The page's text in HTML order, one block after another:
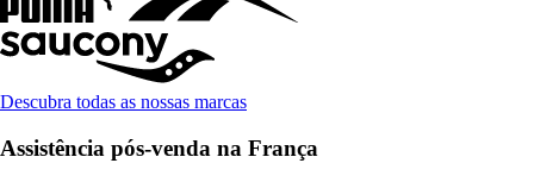
Descubra todas as nossas marcas
Assistência pós-venda na França